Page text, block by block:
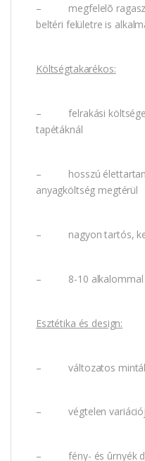
– megfelelõ
beltéri felületre is
Költségtakarékos:
– felrakási költsége
tapétáknál
– hosszú
anyagköltség megtérül
– nagyon tartós,
– 8-10 alkalommal
Esztétika és design:
– változatos
– végtelen
– fény- és ûrnyék